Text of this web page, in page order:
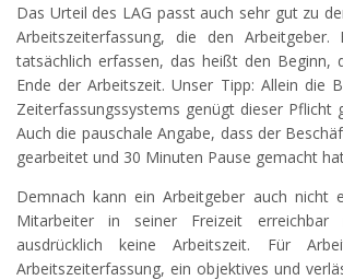
Das Urteil des LAG passt auch sehr gut zu
Arbeitszeiterfassung, die den
tatsächlich erfassen, das heißt den Beginn,
Ende der Arbeitszeit. Unser Tipp: Allein die
Zeiterfassungssystems genügt dieser Pflicht
Auch die pauschale Angabe, dass der
gearbeitet und 30 Minuten Pause gemacht
Demnach kann ein Arbeitgeber auch nicht
Mitarbeiter in seiner Freizeit
ausdrücklich keine Arbeitszeit. Für
Arbeitszeiterfassung, ein objektives und